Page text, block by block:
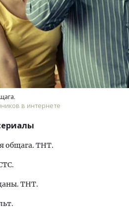
в интернете
общага. ТНТ.
ТНТ.